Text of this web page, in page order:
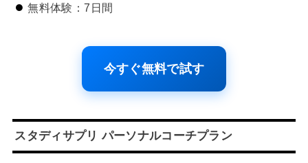
無料体験：7日間
今すぐ無料で試す
スタディサプリ パーソナルコーチプラン